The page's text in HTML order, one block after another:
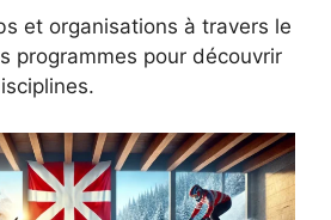
et organisations à travers le
programmes pour découvrir